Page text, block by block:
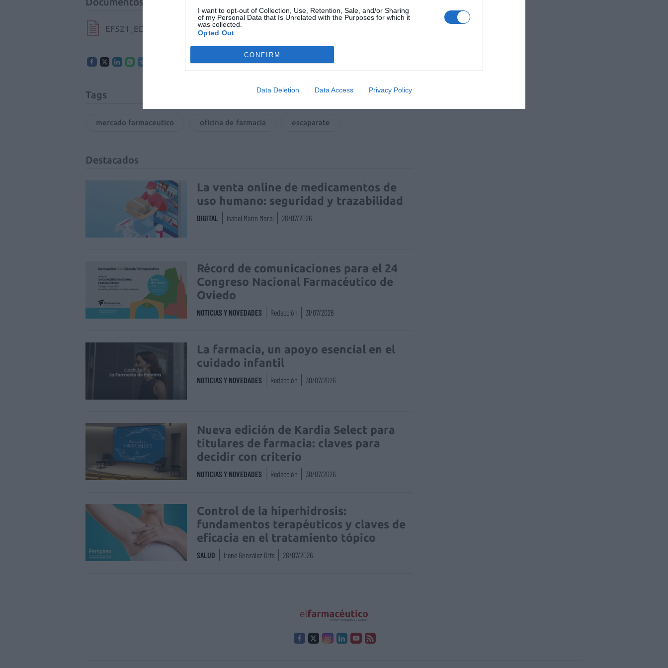
I want to opt-out of Collection, Use, Retention, Sale, and/or Sharing
of my Personal Data that Is Unrelated with the Purposes for which it
was collected.
Opted Out
CONFIRM
Data Deletion Data Access Privacy Policy
EF521_EDITORIAL.pdf
Tags
mercado farmaceutico oficina de farmacia escaparate
Destacados
La venta online de medicamentos de
uso humano: seguridad y trazabilidad
DIGITAL Isabel Marín Moral 28/07/2026
Récord de comunicaciones para el 24
Congreso Nacional Farmacéutico de
Oviedo
NOTICIAS Y NOVEDADES Redacción 31/07/2026
La farmacia, un apoyo esencial en el
cuidado infantil
NOTICIAS Y NOVEDADES Redacción 30/07/2026
Nueva edición de Kardia Select para
titulares de farmacia: claves para
decidir con criterio
NOTICIAS Y NOVEDADES Redacción 30/07/2026
Control de la hiperhidrosis:
fundamentos terapéuticos y claves de
eficacia en el tratamiento tópico
SALUD Irene González Orts 28/07/2026